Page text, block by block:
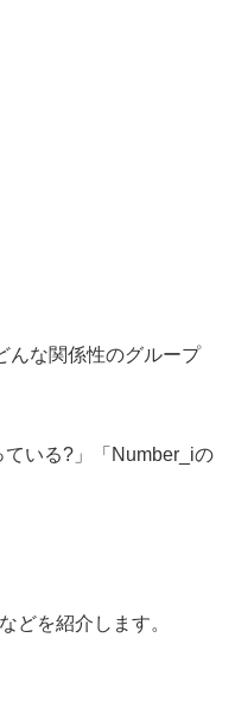
んな関係性のグループ
ている?」「Number_iの
どを紹介します。